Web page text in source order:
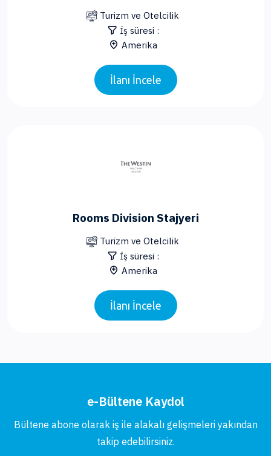
Turizm ve Otelcilik
İş süresi :
Amerika
İlanı İncele
Rooms Division Stajyeri
Turizm ve Otelcilik
İş süresi :
Amerika
İlanı İncele
e-Bültene Kaydol
Bültene abone olarak iş ile alakalı gelişmeleri yakından
takip edebilirsiniz.